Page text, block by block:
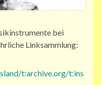
bei
Linksammlung:
t:archive.org/t:ins